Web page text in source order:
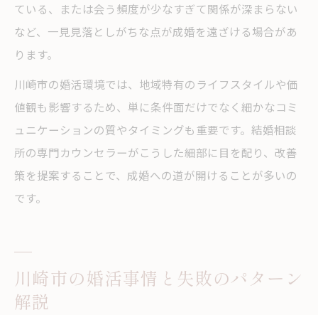
ている、または会う頻度が少なすぎて関係が深まらない
など、一見見落としがちな点が成婚を遠ざける場合があ
ります。
川崎市の婚活環境では、地域特有のライフスタイルや価
値観も影響するため、単に条件面だけでなく細かなコミ
ュニケーションの質やタイミングも重要です。結婚相談
所の専門カウンセラーがこうした細部に目を配り、改善
策を提案することで、成婚への道が開けることが多いの
です。
川崎市の婚活事情と失敗のパターン
解説